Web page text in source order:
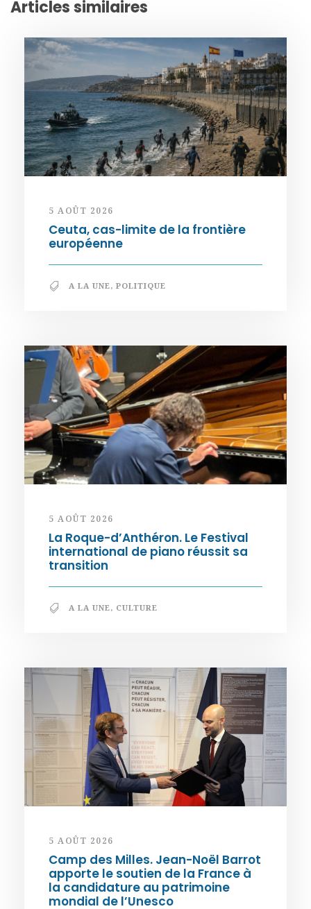
Articles similaires
5 AOÛT 2026
Ceuta, cas-limite de la frontière
européenne
A LA UNE, POLITIQUE
5 AOÛT 2026
La Roque-d’Anthéron. Le Festival
international de piano réussit sa
transition
A LA UNE, CULTURE
5 AOÛT 2026
Camp des Milles. Jean-Noël Barrot
apporte le soutien de la France à
la candidature au patrimoine
mondial de l’Unesco